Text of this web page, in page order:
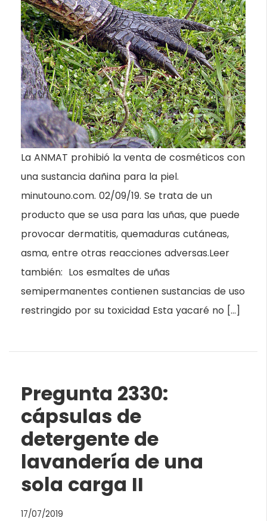
La ANMAT prohibió la venta de cosméticos con
una sustancia dañina para la piel.
minutouno.com. 02/09/19. Se trata de un
producto que se usa para las uñas, que puede
provocar dermatitis, quemaduras cutáneas,
asma, entre otras reacciones adversas.Leer
también: Los esmaltes de uñas
semipermanentes contienen sustancias de uso
restringido por su toxicidad Esta yacaré no […]
Pregunta 2330:
cápsulas de
detergente de
lavandería de una
sola carga II
17/07/2019